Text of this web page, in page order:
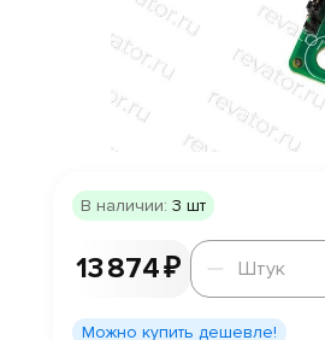
В наличии: 3 шт
13 874 ₽
Штук
Штук
Можно купить дешевле!